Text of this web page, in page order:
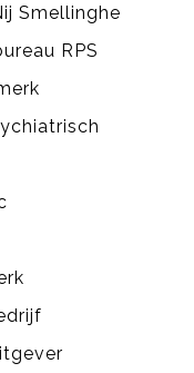
Smellinghe
RPS